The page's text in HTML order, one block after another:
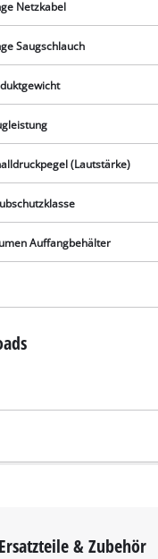
Netzkabel
Saugschlauch
(Lautstärke)
Auffangbehälter
Ersatzteile & Zubehör